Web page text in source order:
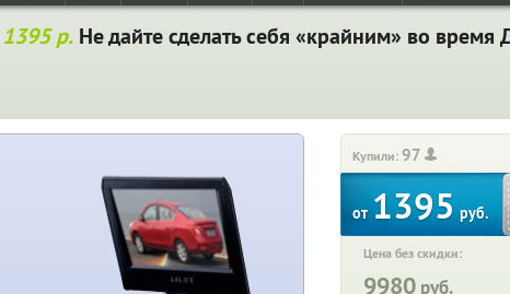
1395 р. Не дайте сделать себя «крайним» во время
Купили:97
от 1395 руб.
Цена без скидки:
9980 руб.